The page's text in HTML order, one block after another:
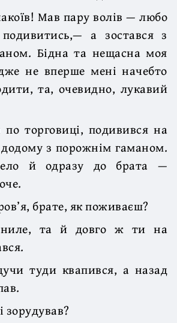
Мав пару волів — любо
а зостався з
Бідна та нещасна моя
не вперше мені начебто
та, очевидно, лукавий
по торговиці, подивився на
з порожнім гаманом.
й одразу до брата —
брате, як поживаєш?
та й довго ж ти на
туди квапився, а назад
зорудував?